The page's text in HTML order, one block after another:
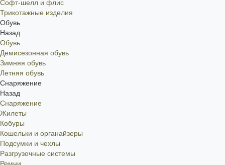
Софт-шелл и флис
Трикотажные изделия
Обувь
Назад
Обувь
Демисезонная обувь
Зимняя обувь
Летняя обувь
Снаряжение
Назад
Снаряжение
Жилеты
Кобуры
Кошельки и органайзеры
Подсумки и чехлы
Разгрузочные системы
Ремни